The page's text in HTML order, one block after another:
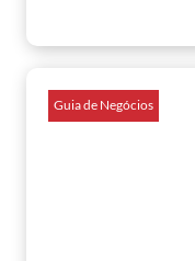
Guia de Negócios